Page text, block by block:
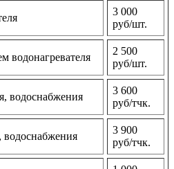
3 000
руб/шт.
водонагревателя
2 500
руб/шт.
водоснабжения
3 600
руб/тчк.
водоснабжения
3 900
руб/тчк.